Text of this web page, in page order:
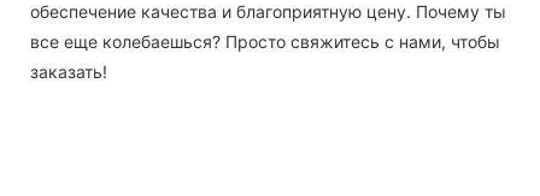
обеспечение качества и благоприятную цену. Почему ты
все еще колебаешься? Просто свяжитесь с нами, чтобы
заказать!